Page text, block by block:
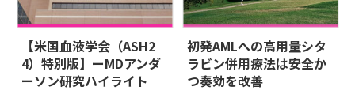
【米国血液学会（ASH2
4）特別版】ーMDアンダ
ーソン研究ハイライト
初発AMLへの高用量シタ
ラビン併用療法は安全か
つ奏効を改善